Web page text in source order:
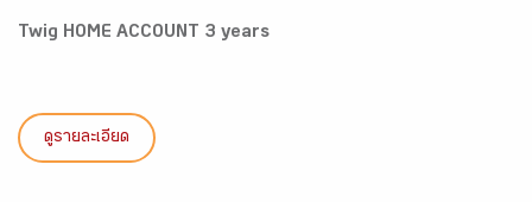
Twig HOME ACCOUNT 3 years
ดูรายละเอียด